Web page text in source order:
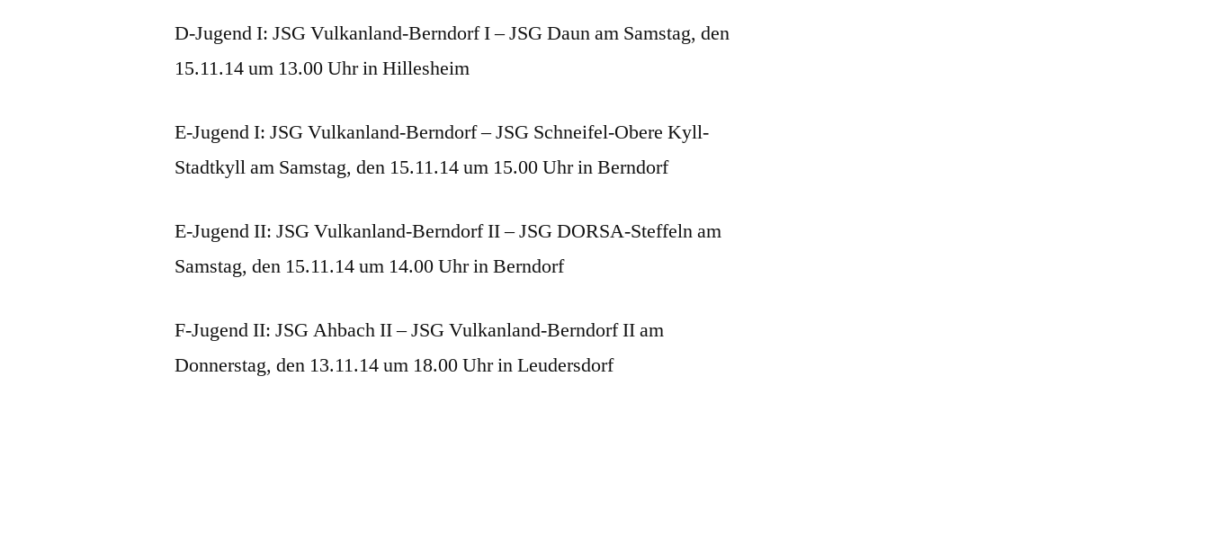
D-Jugend I: JSG Vulkanland-Berndorf I – JSG Daun am Samstag, den
15.11.14 um 13.00 Uhr in Hillesheim
E-Jugend I: JSG Vulkanland-Berndorf – JSG Schneifel-Obere Kyll-
Stadtkyll am Samstag, den 15.11.14 um 15.00 Uhr in Berndorf
E-Jugend II: JSG Vulkanland-Berndorf II – JSG DORSA-Steffeln am
Samstag, den 15.11.14 um 14.00 Uhr in Berndorf
F-Jugend II: JSG Ahbach II – JSG Vulkanland-Berndorf II am
Donnerstag, den 13.11.14 um 18.00 Uhr in Leudersdorf